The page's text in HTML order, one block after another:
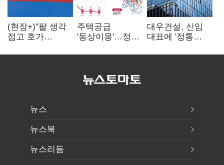
(현장+)"팔 생각
접고 호가
똘똘한 한 채'
주택공급
'동상이몽'…정부
없으면 '공수표'
대우건설, 신임
대표에 '정통
부사장 내정
뉴스
뉴스북
뉴스리듬